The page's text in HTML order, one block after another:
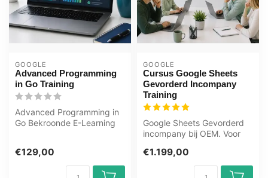
GOOGLE
Advanced Programming
in Go Training
Advanced Programming in
Go Bekroonde E-Learning
€129,00
GOOGLE
Cursus Google Sheets
Gevorderd Incompany
Training
Google Sheets Gevorderd
incompany bij OEM. Voor
gecertificeerde...
€1.199,00